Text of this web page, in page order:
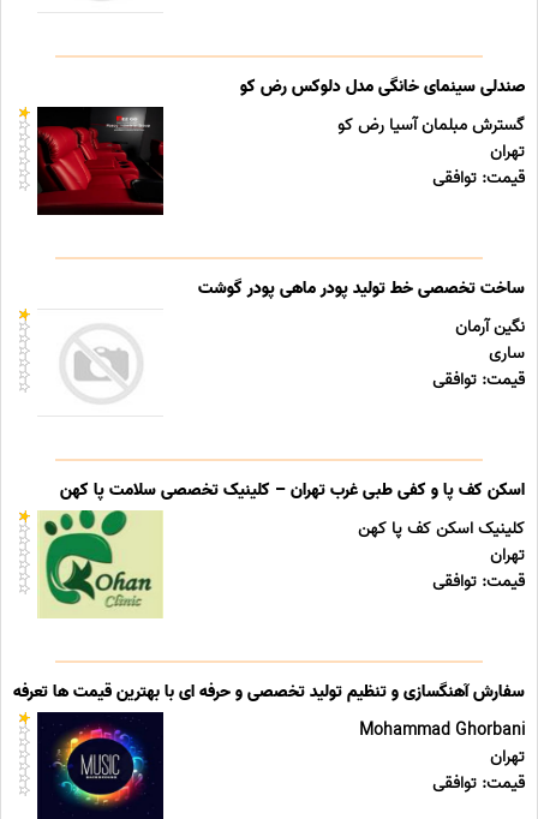
صندلی سینمای خانگی مدل دلوکس رض کو
گسترش مبلمان آسیا رض کو
تهران
قیمت: توافقی
ساخت تخصصی خط تولید پودر ماهی پودر گوشت
نگین آرمان
ساری
قیمت: توافقی
اسکن کف پا و کفی طبی غرب تهران – کلینیک تخصصی سلامت پا کهن
کلینیک اسکن کف پا کهن
تهران
قیمت: توافقی
سفارش آهنگسازی و تنظیم تولید تخصصی و حرفه ای با بهترین قیمت ها تعرفه
Mohammad Ghorbani
تهران
قیمت: توافقی